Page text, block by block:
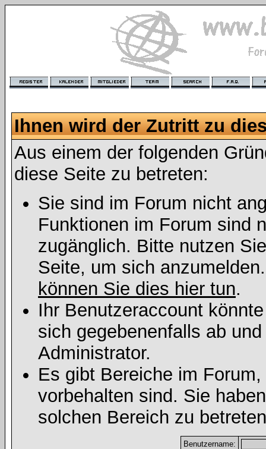
Ihnen wird der Zutritt zu
Aus einem der folgenden
diese Seite zu betreten:
Sie sind im Forum nicht
Funktionen im Forum sind
zugänglich. Bitte nutzen
Seite, um sich
können Sie dies hier tun.
Ihr Benutzeraccount
sich gegebenenfalls ab
Administrator.
Es gibt Bereiche im
vorbehalten sind. Sie
solchen Bereich zu
Benutzername: